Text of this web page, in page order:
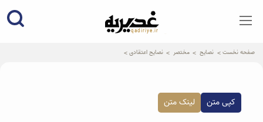
qadiriye.ir
نشریه ی غدیریه-بیانات استاد
صفحه نخست نصایح مختصر نصایح اعتقادی
کپی متن لینک متن